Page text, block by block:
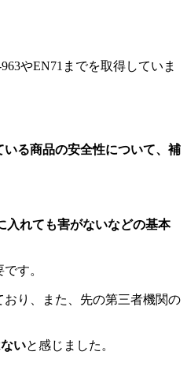
やEN71までを取得していま
る商品の安全性について、補
入れても害がないなどの基本
す。
り、また、先の第三者機関の
いと感じました。